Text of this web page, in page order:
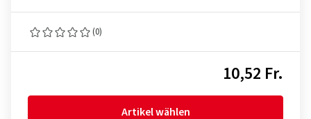
(0)
10,52 Fr.
Artikel wählen